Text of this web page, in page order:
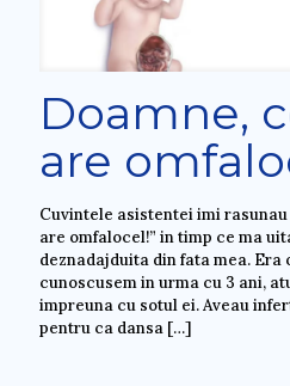
Doamne,
are
Cuvintele asistentei imi
are omfalocel!” in timp ce ma
deznadajduita din fata mea. Era
cunoscusem in urma cu 3 ani,
impreuna cu sotul ei. Aveau
pentru ca dansa […]